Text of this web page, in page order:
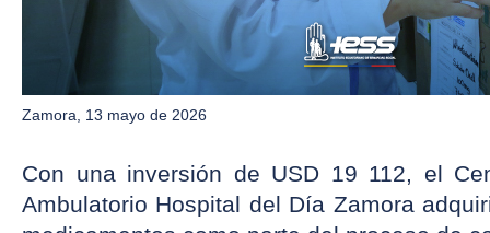
Zamora, 13 mayo de 2026
Con una inversión de USD 19 112, el
Ambulatorio Hospital del Día Zamora